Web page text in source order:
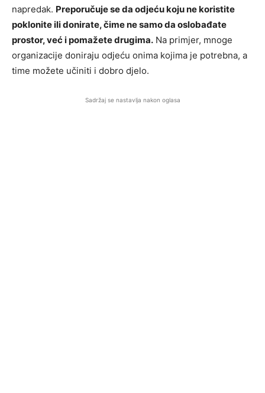
napredak. Preporučuje se da odjeću koju ne koristite
poklonite ili donirate, čime ne samo da oslobađate
prostor, već i pomažete drugima. Na primjer, mnoge
organizacije doniraju odjeću onima kojima je potrebna, a
time možete učiniti i dobro djelo.
Sadržaj se nastavlja nakon oglasa